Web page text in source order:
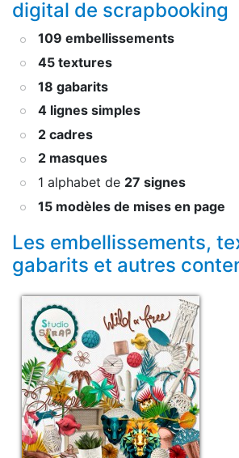
digital de scrapbooking
109 embellissements
45 textures
18 gabarits
4 lignes simples
2 cadres
2 masques
1 alphabet de 27 signes
15 modèles de mises en page
Les embellissements,
gabarits et autres